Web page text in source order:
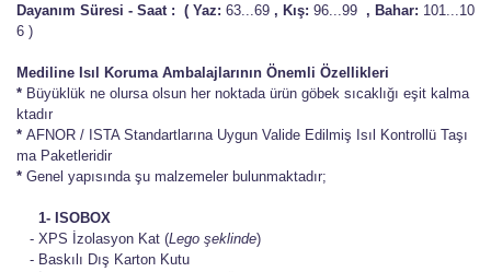
Dayanım Süresi - Saat : ( Yaz: 63...69 , Kış: 96...99 , Bahar: 101...10
6 )
Mediline Isıl Koruma Ambalajlarının Önemli Özellikleri
* Büyüklük ne olursa olsun her noktada ürün göbek sıcaklığı eşit kalma
ktadır
* AFNOR / ISTA Standartlarına Uygun Valide Edilmiş Isıl Kontrollü Taşı
ma Paketleridir
* Genel yapısında şu malzemeler bulunmaktadır;
1- ISOBOX
- XPS İzolasyon Kat (Lego şeklinde)
- Baskılı Dış Karton Kutu